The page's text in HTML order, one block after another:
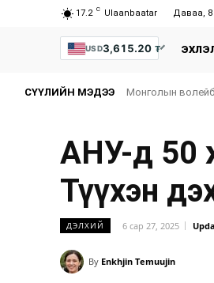
17.2 C Ulaanbaatar Даваа, 8
USD3,615.20 ₮
СҮҮЛИЙН МЭДЭЭ Монголын
АНУ-д 50
Түүхэн
ДЭЛХИЙ 6 сар 27, 2025
By Enkhjin Temuujin